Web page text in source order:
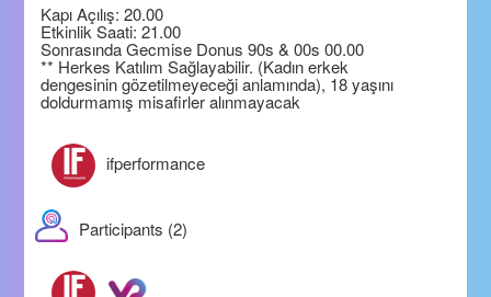
Kapı Açılış: 20.00
Etkinlik Saati: 21.00
Sonrasında Gecmise Donus 90s & 00s 00.00
** Herkes Katılım Sağlayabilir. (Kadın erkek
dengesinin gözetilmeyeceği anlamında), 18 yaşını
doldurmamış misafirler alınmayacak
ifperformance
Participants (2)